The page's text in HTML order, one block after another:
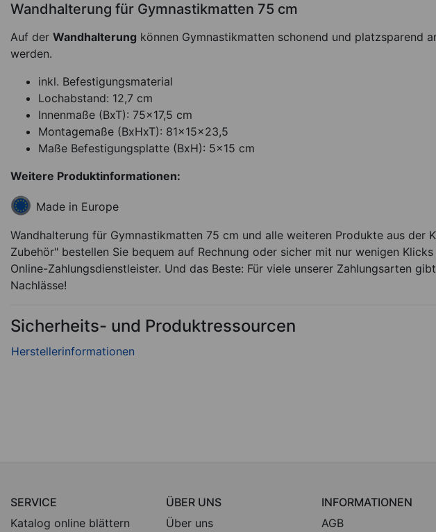
Wandhalterung für Gymnastikmatten 75 cm
Auf der Wandhalterung können Gymnastikmatten schonend und platzsparend
werden.
inkl. Befestigungsmaterial
Lochabstand: 12,7 cm
Innenmaße (BxT): 75x17,5 cm
Montagemaße (BxHxT): 81x15x23,5
Maße Befestigungsplatte (BxH): 5x15 cm
Weitere Produktinformationen:
Made in Europe
Wandhalterung für Gymnastikmatten 75 cm und alle weiteren Produkte aus der
Zubehör" bestellen Sie bequem auf Rechnung oder sicher mit nur wenigen
Online-Zahlungsdienstleister. Und das Beste: Für viele unserer Zahlungsarten
Nachlässe!
Sicherheits- und Produktressourcen
Sofort lieferbar Art-Nr. 02876 Sofort
SERVICE
Katalog online blättern
ÜBER UNS
Über uns
INFORMATIONEN
AGB